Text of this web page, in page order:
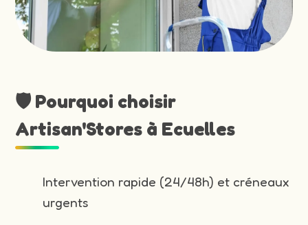
🛡️ Pourquoi choisir
Artisan'Stores à Ecuelles
Intervention rapide (24/48h) et créneaux
urgents